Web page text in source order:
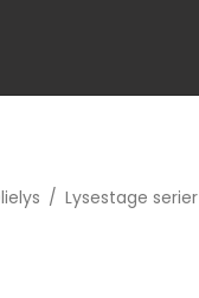
/ Lysestage serier